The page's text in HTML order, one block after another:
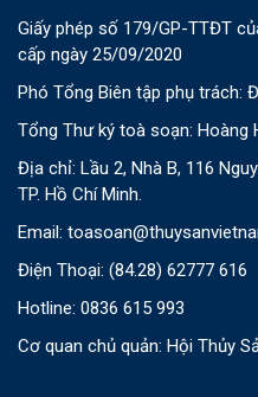
Giấy phép số 179/GP-TTĐT
cấp ngày 25/09/2020
Phó Tổng Biên tập phụ trách:
Tổng Thư ký toà soạn: Hoàng
Địa chỉ: Lầu 2, Nhà B, 116
TP. Hồ Chí Minh.
Email:
Điện Thoại: (84.28) 62777 616
Hotline: 0836 615 993
Cơ quan chủ quản: Hội Thủy